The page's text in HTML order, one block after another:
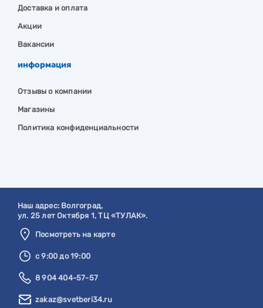
Доставка и оплата
Акции
Вакансии
информация
Отзывы о компании
Магазины
Политика конфиденциальности
Наш адрес: Волгоград,
ул. 25 лет Октября 1, ТЦ «ТУЛАК».
Посмотреть на карте
с 9:00 до 19:00
8 904 404-57-57
zakaz@svetberi34.ru